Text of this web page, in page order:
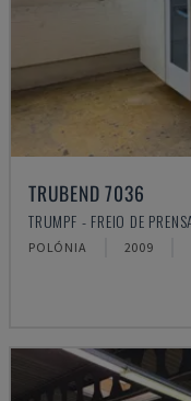
TRUBEND 7036
TRUMPF - FREIO DE
POLÓNIA 2009